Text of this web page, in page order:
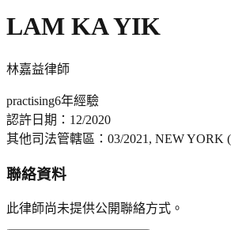
LAM KA YIK
林嘉益律師
practising6年經驗
認許日期： 12/2020
其他司法管轄區： 03/2021, NEW YORK
聯絡資料
此律師尚未提供公開聯絡方式。